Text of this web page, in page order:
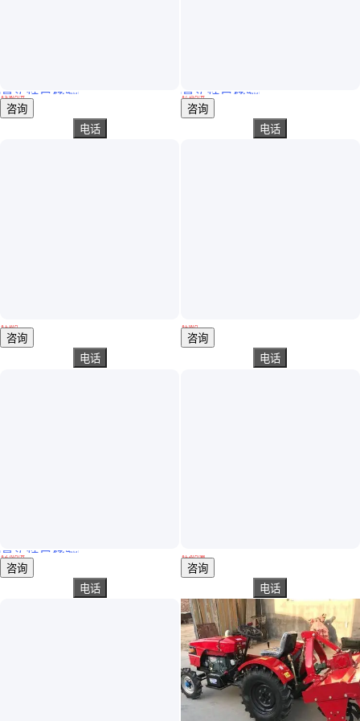
二手小型挖掘机久保田挖土多功能迷你2吨勾果园102030小微挖机
真实性已核验
￥5.90万/台
广西南宁
咨询
电话
￥1.10万
山东济宁
咨询
电话
道依茨法尔90马力140马力拖拉机 农用四轮旋耕机 作业速度快
真实性已核验
￥ 2.70万/台
山东临沂
咨询
电话
个人急售二手微型挖机洋马17/20型号小挖掘机多钱16/17微挖价-格
真实性已核验
￥7 .15万/台
江西上饶
咨询
电话
￥1.00万
山东济宁
咨询
电话
￥1 .20万/辆
山东济宁
咨询
电话